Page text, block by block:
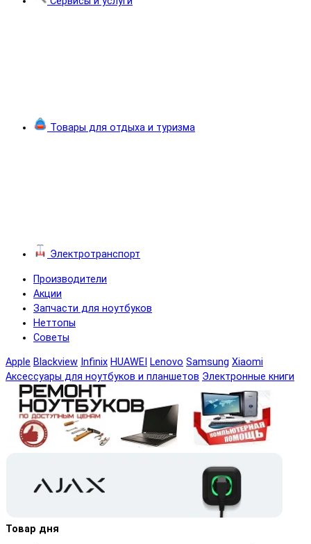
Товары для отдыха и туризма
Электротранспорт
Производители
Акции
Запчасти для ноутбуков
Неттопы
Советы
Apple Blackview Infinix HUAWEI Lenovo Samsung Xiaomi
Аксессуары для ноутбуков и планшетов Электронные книги
Товар дня